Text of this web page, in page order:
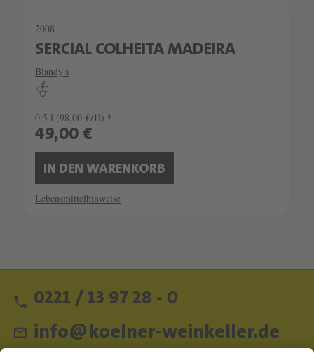
2008
SERCIAL COLHEITA MADEIRA
Blandy's
0.5 l (98,00 €/1l) *
49,00 €
IN DEN WARENKORB
Lebensmittelhinweise
0221 / 13 97 28 - 0
info@koelner-weinkeller.de